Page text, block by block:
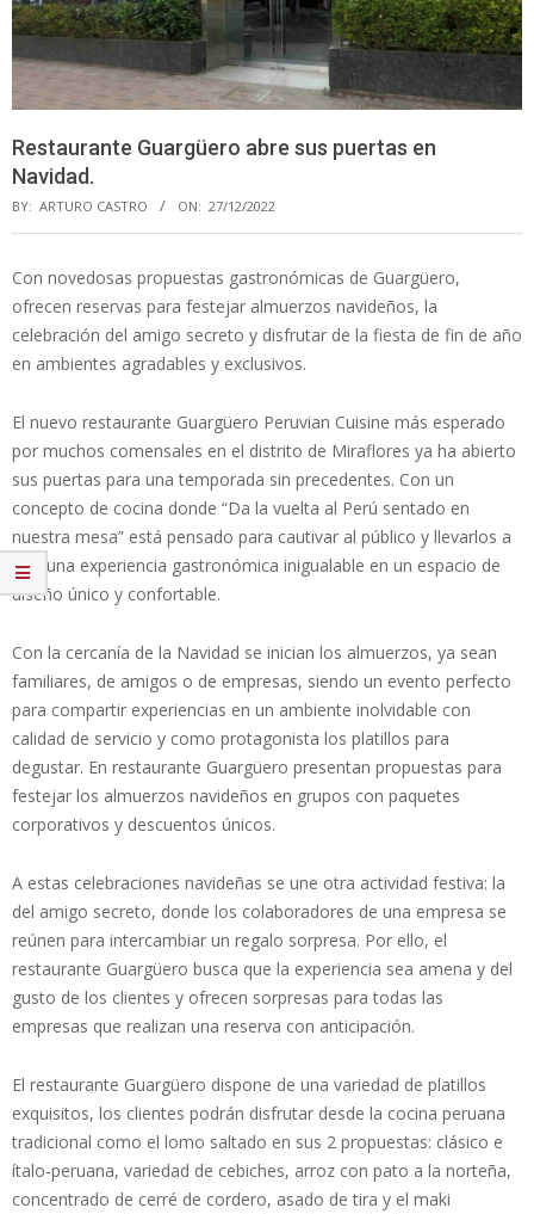
Restaurante Guargüero abre sus puertas en
Navidad.
BY: ARTURO CASTRO ON: 27/12/2022
Con novedosas propuestas gastronómicas de Guargüero,
ofrecen reservas para festejar almuerzos navideños, la
celebración del amigo secreto y disfrutar de la fiesta de fin de año
en ambientes agradables y exclusivos.
El nuevo restaurante Guargüero Peruvian Cuisine más esperado
por muchos comensales en el distrito de Miraflores ya ha abierto
sus puertas para una temporada sin precedentes. Con un
concepto de cocina donde “Da la vuelta al Perú sentado en
nuestra mesa” está pensado para cautivar al público y llevarlos a
vivir una experiencia gastronómica inigualable en un espacio de
diseño único y confortable.
Con la cercanía de la Navidad se inician los almuerzos, ya sean
familiares, de amigos o de empresas, siendo un evento perfecto
para compartir experiencias en un ambiente inolvidable con
calidad de servicio y como protagonista los platillos para
degustar. En restaurante Guargüero presentan propuestas para
festejar los almuerzos navideños en grupos con paquetes
corporativos y descuentos únicos.
A estas celebraciones navideñas se une otra actividad festiva: la
del amigo secreto, donde los colaboradores de una empresa se
reúnen para intercambiar un regalo sorpresa. Por ello, el
restaurante Guargüero busca que la experiencia sea amena y del
gusto de los clientes y ofrecen sorpresas para todas las
empresas que realizan una reserva con anticipación.
El restaurante Guargüero dispone de una variedad de platillos
exquisitos, los clientes podrán disfrutar desde la cocina peruana
tradicional como el lomo saltado en sus 2 propuestas: clásico e
ítalo-peruana, variedad de cebiches, arroz con pato a la norteña,
concentrado de cerré de cordero, asado de tira y el maki